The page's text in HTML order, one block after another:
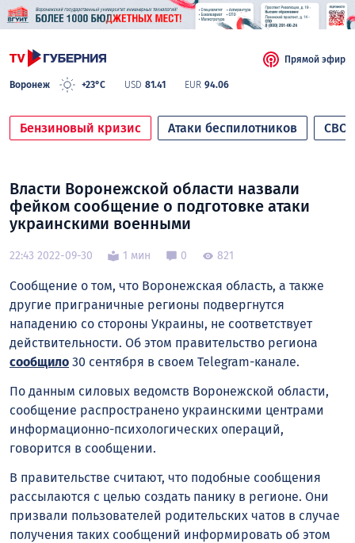
Воронеж +23°C USD 81.41 EUR 94.06
Прямой эфир
Бензиновый кризис Атаки беспилотников СВО
Власти Воронежской области назвали
фейком сообщение о подготовке атаки
украинскими военными
22:43 2022-09-30 1 мин 0 821
Сообщение о том, что Воронежская область, а также
другие приграничные регионы подвергнутся
нападению со стороны Украины, не соответствует
действительности. Об этом правительство региона
сообщило 30 сентября в своем Telegram-канале.
По данным силовых ведомств Воронежской области,
сообщение распространено украинскими центрами
информационно-психологических операций,
говорится в сообщении.
В правительстве считают, что подобные сообщения
рассылаются с целью создать панику в регионе. Они
призвали пользователей родительских чатов в случае
получения таких сообщений информировать об этом